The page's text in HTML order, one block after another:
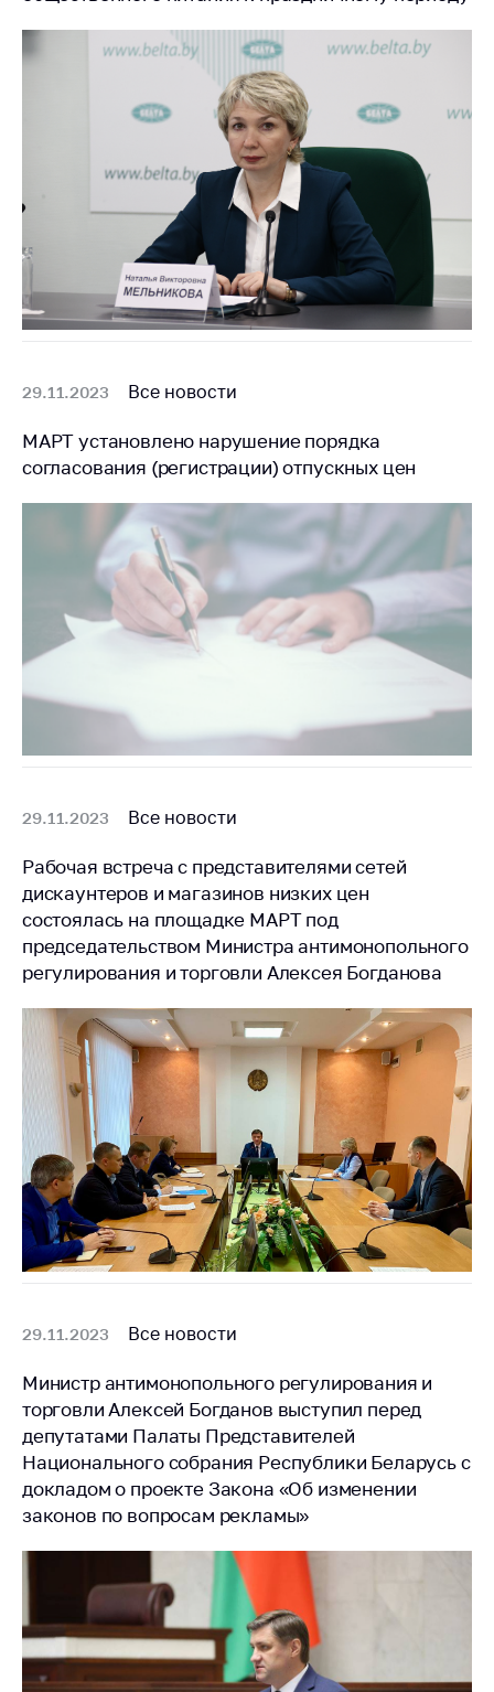
29.11.2023 Все новости
МАРТ установлено нарушение порядка
согласования (регистрации) отпускных цен
29.11.2023 Все новости
Рабочая встреча с представителями сетей
дискаунтеров и магазинов низких цен
состоялась на площадке МАРТ под
председательством Министра антимонопольного
регулирования и торговли Алексея Богданова
29.11.2023 Все новости
Министр антимонопольного регулирования и
торговли Алексей Богданов выступил перед
депутатами Палаты Представителей
Национального собрания Республики Беларусь с
докладом о проекте Закона «Об изменении
законов по вопросам рекламы»